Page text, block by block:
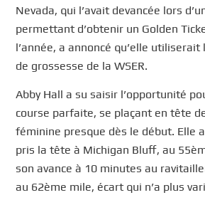
Nevada, qui l’avait devancée lors
permettant d’obtenir un Golden
l’année, a annoncé qu’elle
de grossesse de la WSER.
Abby Hall a su saisir l’opportunité
course parfaite, se plaçant en tête
féminine presque dès le début. Elle
pris la tête à Michigan Bluff, au
son avance à 10 minutes au
au 62ème mile, écart qui n’a plus